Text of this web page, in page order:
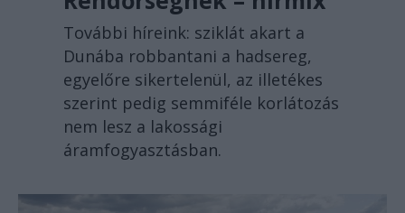
További híreink: sziklát akart a
Dunába robbantani a hadsereg,
egyelőre sikertelenül, az illetékes
szerint pedig semmiféle korlátozás
nem lesz a lakossági
áramfogyasztásban.